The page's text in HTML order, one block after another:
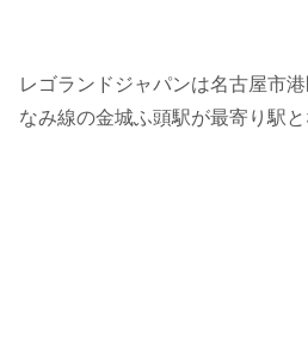
レゴランドジャパンは名古屋市
なみ線の金城ふ頭駅が最寄り駅と